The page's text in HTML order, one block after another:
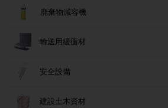
廃棄物減容機
輸送用緩衝材
安全設備
建設土木資材